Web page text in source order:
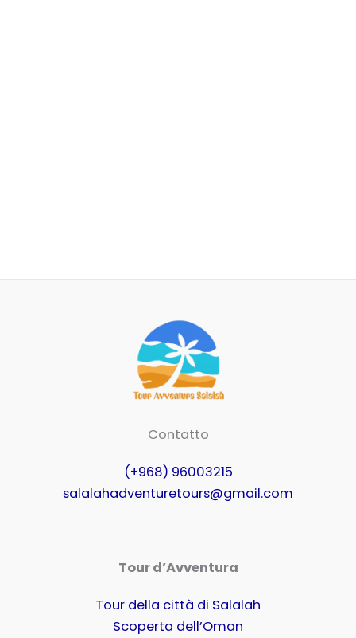
Contatto
(+968) 96003215
salalahadventuretours@gmail.com
Tour d’Avventura
Tour della città di Salalah
Scoperta dell’Oman